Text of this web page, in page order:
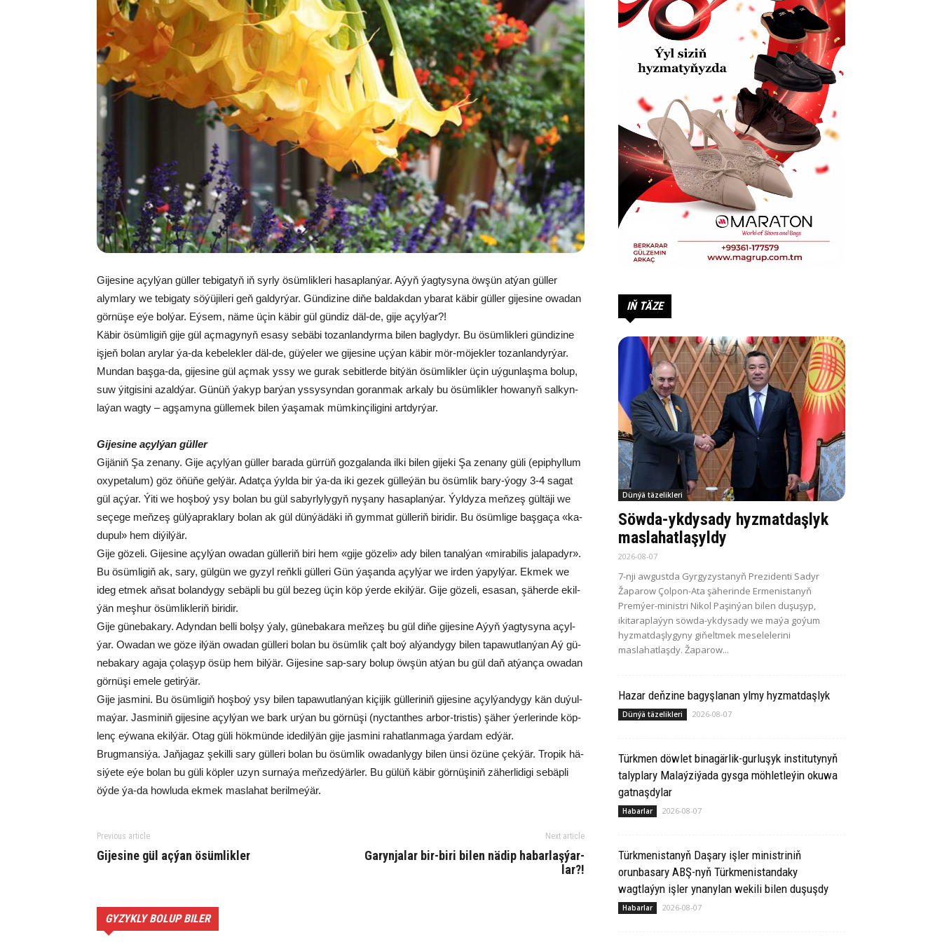
Gi­je­si­ne açyl­ýan gül­ler te­bi­ga­tyň iň syr­ly ösüm­lik­le­ri ha­sap­lan­ýar. Aýyň ýag­ty­sy­na öw­şün at­ýan gül­ler
alym­la­ry we te­bi­ga­ty sö­ýü­ji­le­ri geň gal­dyr­ýar. Gün­di­zi­ne di­ňe bal­dak­dan yba­rat kä­bir gül­ler gi­je­si­ne owa­dan
gör­nü­şe eýe bol­ýar. Eýsem, nä­me üçin kä­bir gül gün­diz däl-de, gi­je açyl­ýar?!
Kä­bir ösüm­li­giň gi­je gül aç­ma­gy­nyň esa­sy se­bä­bi to­zan­lan­dyr­ma bi­len bag­ly­dyr. Bu ösüm­lik­le­ri gün­di­zi­ne
iş­jeň bo­lan ary­lar ýa-da ke­be­lek­ler däl-de, gü­ýe­ler we gi­je­si­ne uç­ýan kä­bir mör-mö­jek­ler to­zan­lan­dyr­ýar.
Mun­dan baş­ga-da, gi­je­si­ne gül aç­mak ys­sy we gu­rak se­bit­ler­de bit­ýän ösüm­lik­ler üçin uý­gun­laş­ma bo­lup,
suw ýit­gi­si­ni azald­ýar. Gü­nüň ýa­kyp bar­ýan ys­sy­syn­dan go­ran­mak ar­ka­ly bu ösüm­lik­ler ho­wa­nyň sal­kyn­
la­ýan wag­ty – ag­şa­my­na gül­le­mek bi­len ýa­şa­mak müm­kin­çi­li­gi­ni art­dyr­ýar.
Gi­je­si­ne açyl­ýan gül­ler
Gi­jä­niň Şa ze­na­ny. Gi­je açyl­ýan gül­ler ba­ra­da gür­rüň go­zga­lan­da il­ki bi­len gi­je­ki Şa ze­na­ny gü­li (epip­hyl­lum
oxype­ta­lum) göz öňü­ňe gel­ýär. Adat­ça ýyl­da bir ýa-da iki ge­zek gül­le­ýän bu ösüm­lik ba­ry-ýo­gy 3-4 sa­gat
gül aç­ýar. Ýi­ti we hoş­boý ysy bo­lan bu gül sa­byr­ly­ly­gyň ny­şa­ny ha­sap­lan­ýar. Ýyl­dy­za meň­zeş gül­tä­ji we
se­çe­ge meň­zeş gül­ýap­rak­la­ry bo­lan ak gül dün­ýä­dä­ki iň gym­mat gül­le­riň bi­ri­dir. Bu ösüm­li­ge baş­ga­ça «ka­
du­pul» hem di­ýil­ýär.
Gi­je gö­zel­i. Gi­je­si­ne açyl­ýan owa­dan gül­le­riň bi­ri hem «gi­je­ gö­ze­li» ady bi­len ta­nal­ýan «mi­ra­bi­lis ja­la­padyr».
Bu ösüm­li­giň ak, sa­ry, gül­gün we gy­zyl reňk­li gül­le­ri Gün ýa­şan­da açyl­ýar we ir­den ýa­pyl­ýar. Ek­mek we
ideg et­mek aň­sat bo­lan­dy­gy se­bäp­li bu gül be­zeg üçin köp ýer­de ekil­ýär. Gi­je­ gö­ze­li, esa­san, şä­her­de ekil­
ýän meş­hur ösüm­lik­le­riň bi­ri­dir.
Gije gü­ne­ba­ka­ry. Adyn­dan bel­li bol­şy ýa­ly, gü­ne­ba­ka­ra meň­zeş bu gül di­ňe gi­je­si­ne Aýyň ýag­ty­sy­na açyl­
ýar. Owa­dan we gö­ze il­ýän owa­dan gül­le­ri bo­lan bu ösüm­lik çalt boý al­ýan­dy­gy bi­len ta­pa­wut­lan­ýan Aý gü­
ne­ba­ka­ry aga­ja ço­la­şyp ösüp hem bil­ýär. Gi­je­si­ne sap-sa­ry bo­lup öw­şün at­ýan bu gül daň at­ýan­ça owa­dan
gör­nü­şi eme­le ge­tir­ýär.
Gi­je jas­mi­ni. Bu ösüm­li­giň hoş­boý ysy bi­len ta­pa­wut­lan­ýan ki­çi­jik gül­le­ri­niň gi­je­si­ne açyl­ýan­dy­gy kän du­ýul­
ma­ýar. Jas­mi­niň gi­je­si­ne açyl­ýan we bark ur­ýan bu gör­nü­şi (nyctanthes arbor-tristis) şä­her ýer­le­rin­de köp­
lenç eý­wa­na ekil­ýär. Otag gü­li hök­mün­de ide­dil­ýän gi­je jas­mi­ni ra­hat­lan­ma­ga ýar­dam ed­ýär.
Brug­man­si­ýa. Jaň­ja­gaz şe­kil­li sa­ry gül­le­ri bo­lan bu ösüm­lik owa­dan­ly­gy bi­len ün­si özü­ne çek­ýär. Tro­pik hä­
si­ýe­te eýe bo­lan bu gü­li köp­ler uzyn sur­na­ýa meň­zed­ýär­ler. Bu gülüň kä­bir gör­nü­şi­niň zä­her­li­di­gi se­bäp­li
öý­de ýa-da how­lu­da ek­mek mas­la­hat be­ril­me­ýär.
Previous article
Gi­je­si­ne gül aç­ýan ösümlikler
Next article
Ga­ryn­ja­lar bi­r-bi­ri bi­len nä­dip ha­bar­laş­ýar­
lar?!
GYZYKLY BOLUP BILER
IŇ TÄZE
Dünýä täzelikleri
Söwda-ykdysady hyzmatdaşlyk
maslahatlaşyldy
2026-08-07
7-nji awgustda Gyrgyzystanyň Prezidenti Sadyr
Žaparow Çolpon-Ata şäherinde Ermenistanyň
Premýer-ministri Nikol Paşinýan bilen duşuşyp,
ikitaraplaýyn söwda-ykdysady we maýa goýum
hyzmatdaşlygyny giňeltmek meselelerini
maslahatlaşdy. Žaparow...
Hazar deňzine bagyşlanan ylmy hyzmatdaşlyk
Dünýä täzelikleri 2026-08-07
Türkmen döwlet binagärlik-gurluşyk institutynyň
talyplary Malaýziýada gysga möhletleýin okuwa
gatnaşdylar
Habarlar 2026-08-07
Türkmenistanyň Daşary işler ministriniň
orunbasary ABŞ-nyň Türkmenistandaky
wagtlaýyn işler ynanylan wekili bilen duşuşdy
Habarlar 2026-08-07